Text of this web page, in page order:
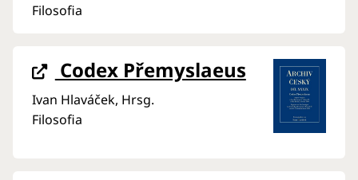
Filosofia
Codex Přemyslaeus
Ivan Hlaváček, Hrsg.
Filosofia